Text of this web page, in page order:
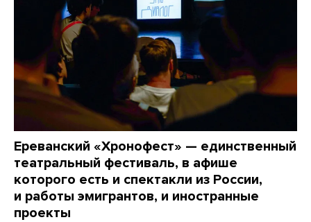
Ереванский «Хронофест» — единственный
театральный фестиваль, в афише
которого есть и спектакли из России,
и работы эмигрантов, и иностранные
проекты